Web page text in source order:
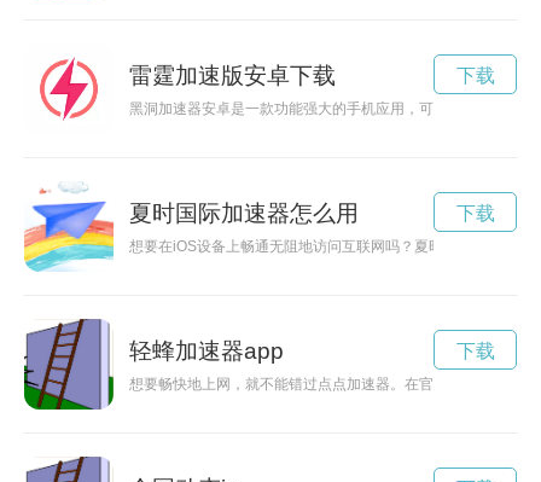
雷霆加速版安卓下载
黑洞加速器安卓是一款功能强大的手机应用，可以帮助用户加
下载
夏时国际加速器怎么用
想要在iOS设备上畅通无阻地访问互联网吗？夏时国际加速器为
下载
轻蜂加速器app
想要畅快地上网，就不能错过点点加速器。在官网下载安装，
下载